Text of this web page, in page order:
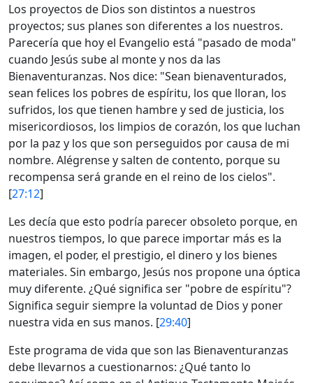
Los proyectos de Dios son distintos a nuestros
proyectos; sus planes son diferentes a los nuestros.
Parecería que hoy el Evangelio está "pasado de moda"
cuando Jesús sube al monte y nos da las
Bienaventuranzas. Nos dice: "Sean bienaventurados,
sean felices los pobres de espíritu, los que lloran, los
sufridos, los que tienen hambre y sed de justicia, los
misericordiosos, los limpios de corazón, los que luchan
por la paz y los que son perseguidos por causa de mi
nombre. Alégrense y salten de contento, porque su
recompensa será grande en el reino de los cielos".
[27:12]
Les decía que esto podría parecer obsoleto porque, en
nuestros tiempos, lo que parece importar más es la
imagen, el poder, el prestigio, el dinero y los bienes
materiales. Sin embargo, Jesús nos propone una óptica
muy diferente. ¿Qué significa ser "pobre de espíritu"?
Significa seguir siempre la voluntad de Dios y poner
nuestra vida en sus manos. [29:40]
Este programa de vida que son las Bienaventuranzas
debe llevarnos a cuestionarnos: ¿Qué tanto lo